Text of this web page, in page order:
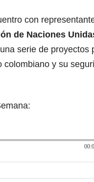
con
de Naciones
serie de proyectos
y su